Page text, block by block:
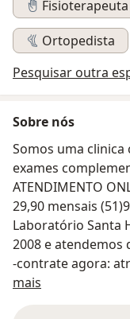
Fisioterapeuta
Ortopedista
Pesquisar outra
Sobre nós
Somos uma clinica
exames
ATENDIMENTO ONLINE COM
29,90 mensais
Laboratório Santa
2008 e atendemos
-contrate agora:
mais